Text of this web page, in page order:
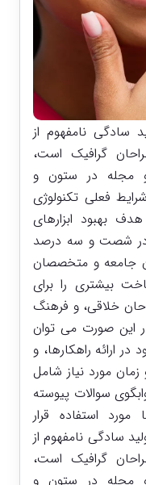
سادگی نامفهوم از
گرافیک است،
و مجله در ستون و
فعلی تکنولوژی
بهبود ابزارهای
در شصت و سه درصد
جامعه و متخصصان
بیشتری را برای
خلاقی، و فرهنگ
این صورت می توان
ارائه راهکارها، و
مورد نیاز شامل
سوالات پیوسته
استفاده قرار
سادگی نامفهوم از
گرافیک است،
و مجله در ستون و